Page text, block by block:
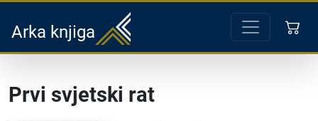
Arka knjiga
Prvi svjetski rat